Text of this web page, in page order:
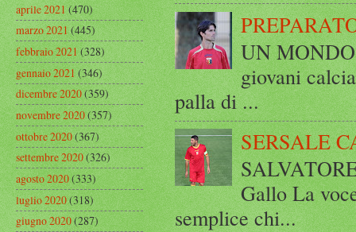
UN
giovani
palla di ...
SERSALE
Gallo La
semplice chi...
aprile 2021(470)
marzo 2021(445)
febbraio 2021(328)
gennaio 2021(346)
dicembre 2020(359)
novembre 2020(357)
ottobre 2020(367)
settembre 2020(326)
agosto 2020(333)
luglio 2020(318)
giugno 2020(287)